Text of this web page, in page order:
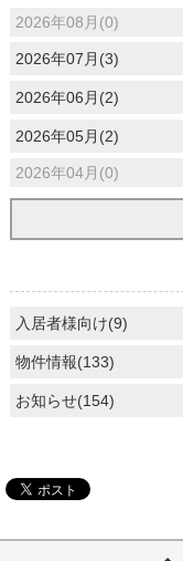
2026年08月(0)
2026年07月(3)
2026年06月(2)
2026年05月(2)
2026年04月(0)
入居者様向け(9)
物件情報(133)
お知らせ(154)